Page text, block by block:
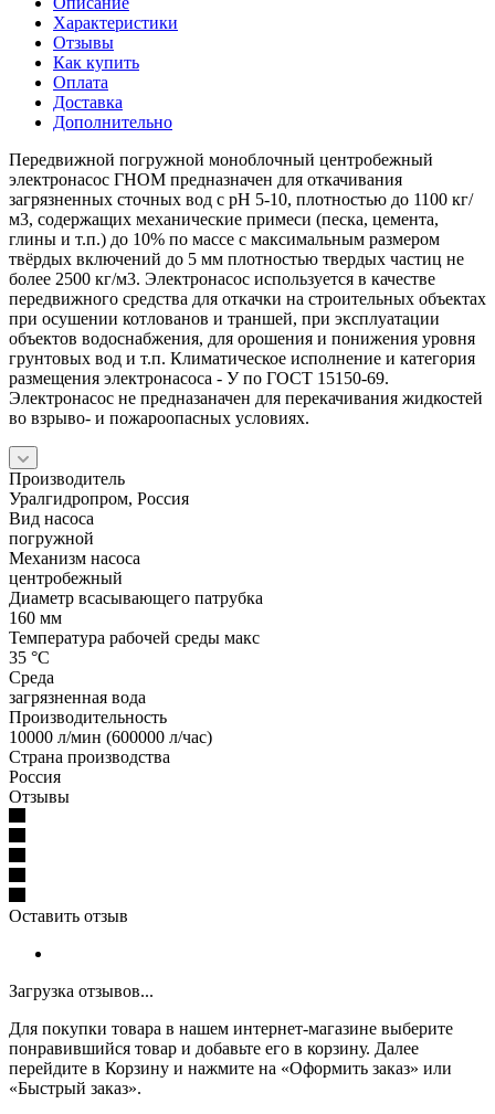
Характеристики
Отзывы
Как купить
Оплата
Доставка
Дополнительно
Передвижной погружной моноблочный центробежный
электронасос ГНОМ предназначен для откачивания
загрязненных сточных вод с рН 5-10, плотностью до 1100 кг/
м3, содержащих механические примеси (песка, цемента,
глины и т.п.) до 10% по массе с максимальным размером
твёрдых включений до 5 мм плотностью твердых частиц не
более 2500 кг/м3. Электронасос используется в качестве
передвижного средства для откачки на строительных объектах
при осушении котлованов и траншей, при эксплуатации
объектов водоснабжения, для орошения и понижения уровня
грунтовых вод и т.п. Климатическое исполнение и категория
размещения электронасоса - У по ГОСТ 15150-69.
Электронасос не предназаначен для перекачивания жидкостей
во взрыво- и пожароопасных условиях.
Производитель
Уралгидропром, Россия
Вид насоса
погружной
Механизм насоса
центробежный
Диаметр всасывающего патрубка
160 мм
Температура рабочей среды макс
35 °С
Среда
загрязненная вода
Производительность
10000 л/мин (600000 л/час)
Страна производства
Россия
Отзывы
Оставить отзыв
Загрузка отзывов...
Для покупки товара в нашем интернет-магазине выберите
понравившийся товар и добавьте его в корзину. Далее
перейдите в Корзину и нажмите на «Оформить заказ» или
«Быстрый заказ».